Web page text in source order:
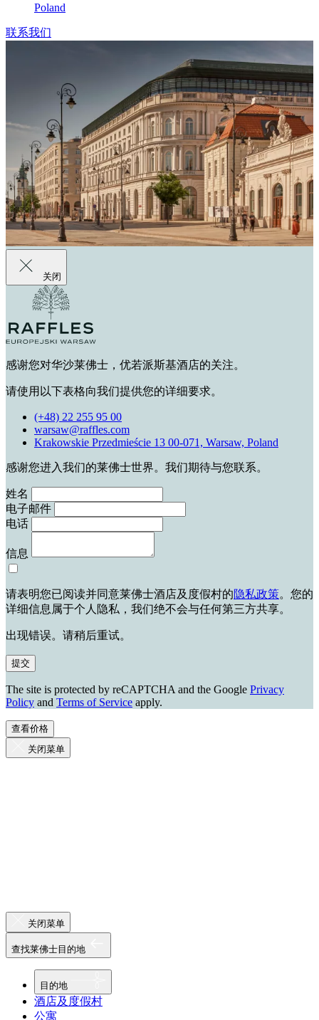
Poland
联系我们
关闭
感谢您对华沙莱佛士，优若派斯基酒店的关注。
请使用以下表格向我们提供您的详细要求。
(+48) 22 255 95 00
warsaw@raffles.com
Krakowskie Przedmieście 13 00-071, Warsaw, Poland
感谢您进入我们的莱佛士世界。我们期待与您联系。
姓名
电子邮件
电话
信息
请表明您已阅读并同意莱佛士酒店及度假村的隐私政策。您的
详细信息属于个人隐私，我们绝不会与任何第三方共享。
出现错误。请稍后重试。
提交
The site is protected by reCAPTCHA and the Google Privacy
Policy and Terms of Service apply.
查看价格
关闭菜单
关闭菜单
查找莱佛士目的地
目的地
酒店及度假村
公寓